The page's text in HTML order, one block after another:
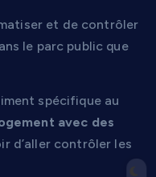
et de contrôler
le parc public que
spécifique au
avec des
d’aller contrôler les